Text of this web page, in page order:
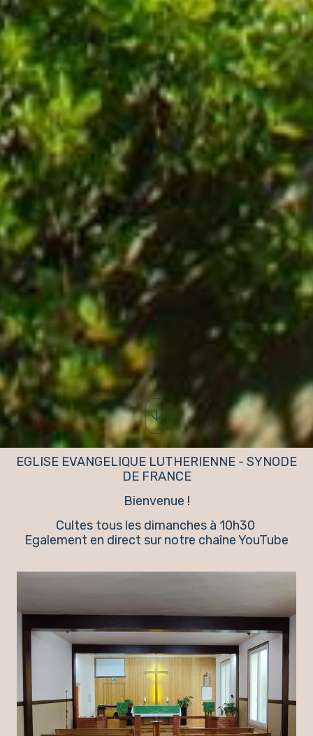
EGLISE EVANGELIQUE LUTHERIENNE - SYNODE
DE FRANCE
Bienvenue !
Cultes tous les dimanches à 10h30
Egalement en direct sur notre chaîne YouTube